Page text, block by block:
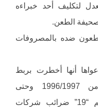
لتكليف أحد خبراءه
الطعن.
ضده بالمصروفات
أنها أخطرت بربط
الضريبة عن سنوات النزاع من 1996/1997 وحتى
2000/2001 بموجب النموذج رقم “19” ضرائب شركات